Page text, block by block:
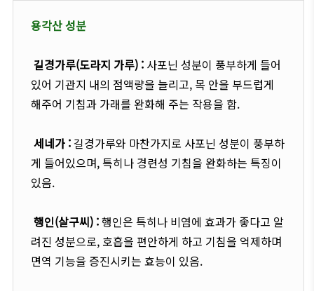
용각산 성분
길경가루(도라지 가루) : 사포닌 성분이 풍부하게 들어
있어 기관지 내의 점액량을 늘리고, 목 안을 부드럽게
해주어 기침과 가래를 완화해 주는 작용을 함.
세네가 :길경가루와 마찬가지로 사포닌 성분이 풍부하
게 들어있으며, 특히나 경련성 기침을 완화하는 특징이
있음.
행인(살구씨) :행인은 특히나 비염에 효과가 좋다고 알
려진 성분으로, 호흡을 편안하게 하고 기침을 억제하며
면역 기능을 증진시키는 효능이 있음.